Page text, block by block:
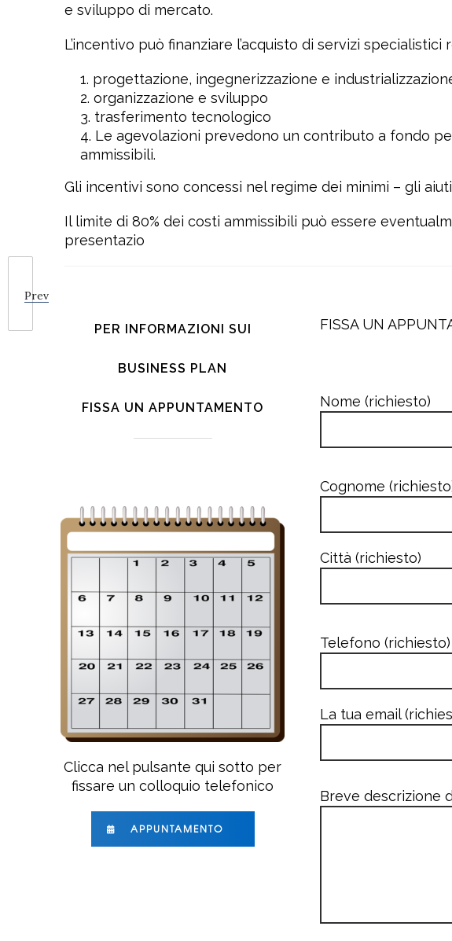
Prev
e sviluppo di mercato.
L’incentivo può finanziare l’acquisto di servizi specialistici
progettazione, ingegnerizzazione e
organizzazione e sviluppo
trasferimento tecnologico
Le agevolazioni prevedono un contributo a fondo
ammissibili.
Gli incentivi sono concessi nel regime dei minimi – gli
Il limite di 80% dei costi ammissibili può essere
presentazio
PER INFORMAZIONI SUI
BUSINESS PLAN
FISSA UN APPUNTAMENTO
Clicca nel pulsante qui sotto per
fissare un colloquio telefonico
APPUNTAMENTO
FISSA UN
Nome (richiesto)
Cognome
Città (richiesto)
Telefono (richiesto)
La tua email
Breve descrizione